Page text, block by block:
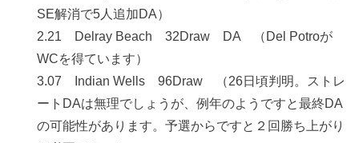
SE解消で5人追加DA）
2.21 Delray Beach 32Draw DA （Del Potroが
WCを得ています）
3.07 Indian Wells 96Draw （26日頃判明。ストレ
ートDAは無理でしょうが、例年のようですと最終DA
の可能性があります。予選からですと２回勝ち上がり